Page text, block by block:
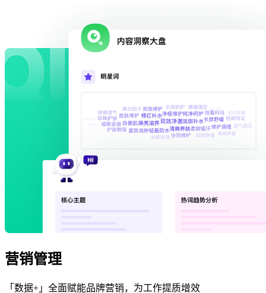
营销管理
「数据+」全面赋能品牌营销，为工作提质增效